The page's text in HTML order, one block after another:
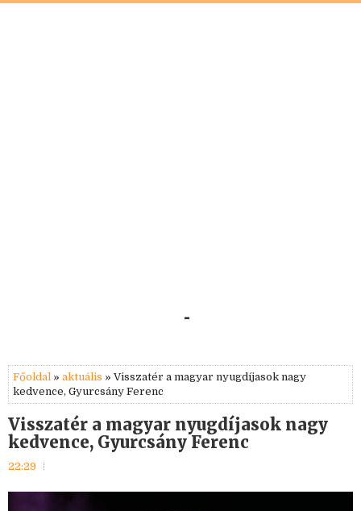
-
Főoldal » aktuális » Visszatér a magyar nyugdíjasok nagy
kedvence, Gyurcsány Ferenc
Visszatér a magyar nyugdíjasok nagy
kedvence, Gyurcsány Ferenc
22:29